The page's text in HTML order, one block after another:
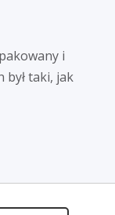
i
był taki, jak